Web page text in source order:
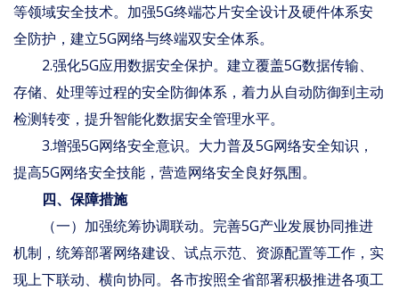
等领域安全技术。加强5G终端芯片安全设计及硬件体系安
全防护，建立5G网络与终端双安全体系。
2.强化5G应用数据安全保护。建立覆盖5G数据传输、
存储、处理等过程的安全防御体系，着力从自动防御到主动
检测转变，提升智能化数据安全管理水平。
3.增强5G网络安全意识。大力普及5G网络安全知识，
提高5G网络安全技能，营造网络安全良好氛围。
四、保障措施
（一）加强统筹协调联动。完善5G产业发展协同推进
机制，统筹部署网络建设、试点示范、资源配置等工作，实
现上下联动、横向协同。各市按照全省部署积极推进各项工